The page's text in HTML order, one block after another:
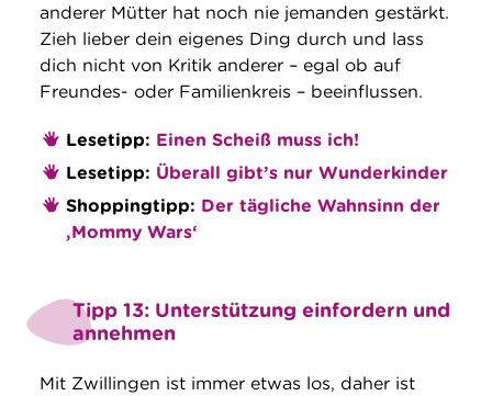
anderer Mütter hat noch nie jemanden gestärkt.
Zieh lieber dein eigenes Ding durch und lass
dich nicht von Kritik anderer – egal ob auf
Freundes- oder Familienkreis – beeinflussen.
Lesetipp: Einen Scheiß muss ich!
Lesetipp: Überall gibt’s nur Wunderkinder
Shoppingtipp: Der tägliche Wahnsinn der
‚Mommy Wars‘
Tipp 13: Unterstützung einfordern und
annehmen
Mit Zwillingen ist immer etwas los, daher ist